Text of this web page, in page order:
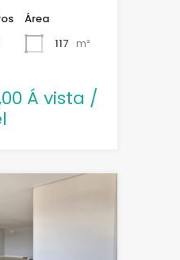
Área
117 m²
Á vista /